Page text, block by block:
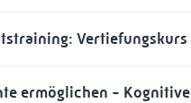
Vertiefungskurs
ermöglichen - Kognitive